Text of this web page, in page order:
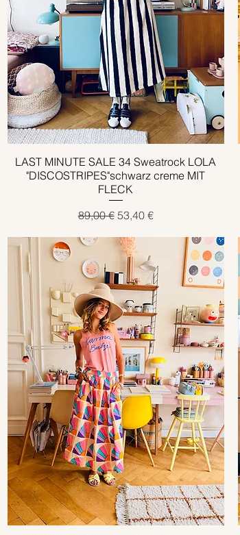
Schnellansicht
LAST MINUTE SALE 34 Sweatrock LOLA
"DISCOSTRIPES"schwarz creme MIT
FLECK
Standardpreis
89,00 € Sale-Preis
53,40 €